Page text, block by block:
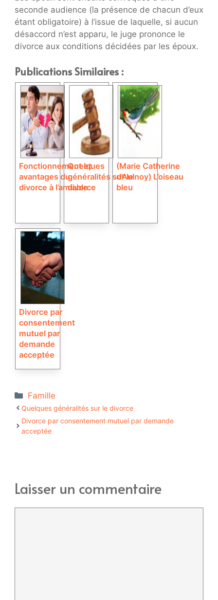
seconde audience (la présence de chacun d’eux
étant obligatoire) à l’issue de laquelle, si aucun
désaccord n’est apparu, le juge prononce le
divorce aux conditions décidées par les époux.
Publications Similaires :
Fonctionnement et
avantages du
divorce à l’amiable
Quelques
généralités sur le
divorce
(Marie Catherine
d’Aulnoy) L’oiseau
bleu
Divorce par
consentement
mutuel par
demande
acceptée
Catégories
Famille
Quelques généralités sur le divorce
Divorce par consentement mutuel par demande
acceptée
Laisser un commentaire